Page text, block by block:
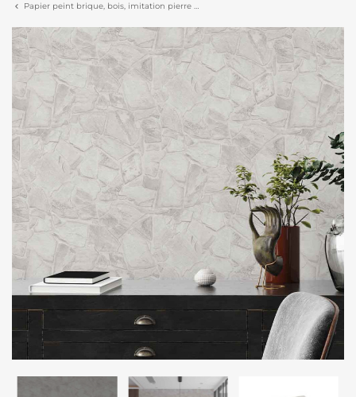
Papier peint brique, bois, imitation pierre …